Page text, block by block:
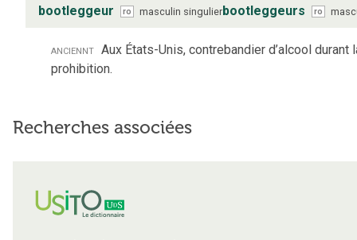
bootleggeur ro masculin singulierbootleggeurs ro
anciennt Aux États-Unis, contrebandier d’alcool durant
prohibition.
Recherches associées